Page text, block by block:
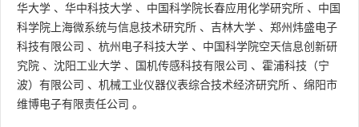
华大学 、 华中科技大学 、 中国科学院长春应用化学研究所 、 中国
科学院上海微系统与信息技术研究所 、 吉林大学 、 郑州炜盛电子
科技有限公司 、 杭州电子科技大学 、 中国科学院空天信息创新研
究院 、 沈阳工业大学 、 国机传感科技有限公司 、 霍浦科技（宁
波）有限公司 、 机械工业仪器仪表综合技术经济研究所 、 绵阳市
维博电子有限责任公司 。